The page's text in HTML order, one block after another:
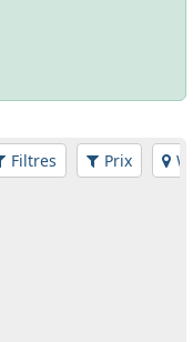
Filtres Prix